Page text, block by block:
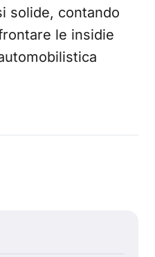
solide, contando
le insidie